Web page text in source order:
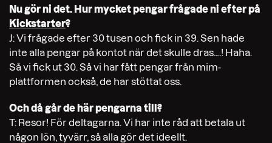
Nu gör ni det. Hur mycket pengar frågade ni efter på
Kickstarter?
J: Vi frågade efter 30 tusen och fick in 39.Sen hade
inte alla pengar på kontot när det skulle dras….! Haha.
Så vi fick ut 30. Så vi har fått pengar från mim-
plattformen också, de har stöttat oss.
Och då går de här pengarna till?
T: Resor! För deltagarna. Vi har inte råd att betala ut
någon lön, tyvärr, så alla gör det ideellt.